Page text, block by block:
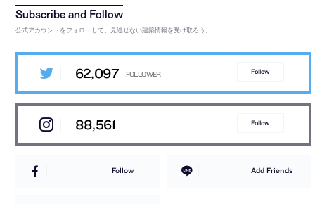
公式アカウントをフォローして、見逃せない建築情報を受け取ろう。
62,097 Follow
88,561 Follow
Follow Add Friends